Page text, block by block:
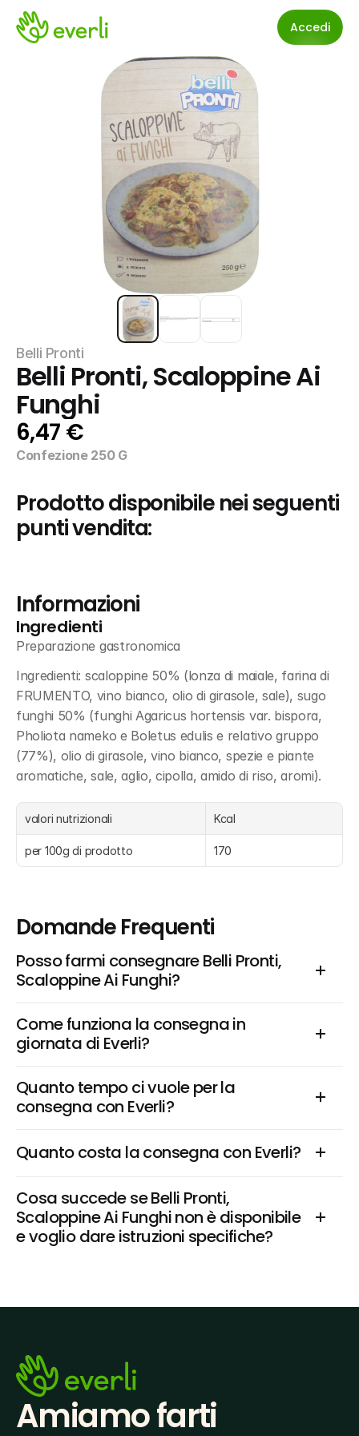
Accedi
Belli Pronti
Belli Pronti, Scaloppine Ai
Funghi
6,47 €
Confezione 250 G
Prodotto disponibile nei seguenti
punti vendita:
Informazioni
Ingredienti
Preparazione gastronomica
Ingredienti: scaloppine 50% (lonza di maiale, farina di
FRUMENTO, vino bianco, olio di girasole, sale), sugo
funghi 50% (funghi Agaricus hortensis var. bispora,
Pholiota nameko e Boletus edulis e relativo gruppo
(77%), olio di girasole, vino bianco, spezie e piante
aromatiche, sale, aglio, cipolla, amido di riso, aromi).
valori nutrizionali Kcal
per 100g di prodotto 170
Domande Frequenti
Posso farmi consegnare Belli Pronti,
Scaloppine Ai Funghi?
Come funziona la consegna in
giornata di Everli?
Quanto tempo ci vuole per la
consegna con Everli?
Quanto costa la consegna con Everli?
Cosa succede se Belli Pronti,
Scaloppine Ai Funghi non è disponibile
e voglio dare istruzioni specifiche?
Amiamo farti